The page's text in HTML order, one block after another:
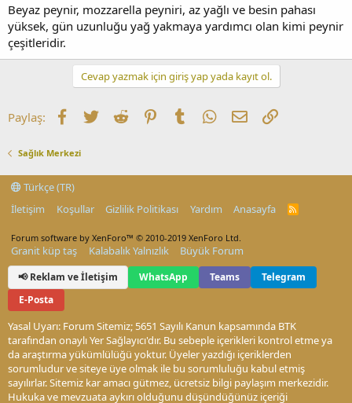
Beyaz peynir, mozzarella peyniri, az yağlı ve besin pahası
yüksek, gün uzunluğu yağ yakmaya yardımcı olan kimi peynir
çeşitleridir.
Cevap yazmak için giriş yap yada kayıt ol.
Paylaş: Facebook
TwitterReddit PinterestTumblrWhatsApp
E-postaLink
Sağlık Merkezi
Türkçe (TR)
İletişim
Koşullar Gizlilik Politikası Yardım Anasayfa
R
Forum software by XenForo™ © 2010-2019 XenForo Ltd.
Granit küp taş Kalabalık Yalnızlık Büyük Forum
📢 Reklam ve İletişim WhatsApp Teams
Telegram
E-Posta
Yasal Uyarı: Forum Sitemiz; 5651 Sayılı Kanun kapsamında BTK
tarafından onaylı Yer Sağlayıcı'dır. Bu sebeple içerikleri kontrol etme ya
da araştırma yükümlülüğü yoktur. Üyeler yazdığı içeriklerden
sorumludur ve siteye üye olmak ile bu sorumluluğu kabul etmiş
sayılırlar. Sitemiz kar amacı gütmez, ücretsiz bilgi paylaşım merkezidir.
Hukuka ve mevzuata aykırı olduğunu düşündüğünüz içeriği